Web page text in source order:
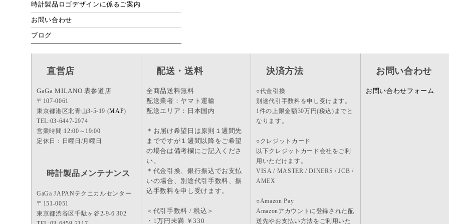
時計製品ロゴデザインに係るご案内
お問い合わせ
ブログ
直営店
GaGa MILANO 表参道店
〒107-0061
東京都港区北青山3-5-19 (MAP)
TEL:03-6447-2974
営業時間:12:00～19:00
定休日：日曜日/月曜日
時計製品メンテナンス
GaGa JAPANテクニカルセンター
〒151-0051
東京都渋谷区千駄ヶ谷2-9-6 302
配送・送料
全商品送料無料
配送業者：ヤマト運輸
配送エリア：日本国内
＊お届け希望日は原則１週間先
までですが１週間以降をご希望
の場合は備考欄にご記入くださ
い。
＊代金引換、銀行振込でお支払
いの場合、別途代引手数料、振
込手数料を申し受けます。
＜代引手数料 / 税込＞
・1万円未満 ￥330
決済方法
○代金引換
別途代引手数料を申し受けます。
1件の上限金額30万円(税込)までと
なります。
○クレジットカード
以下クレジットカード会社をご利
用いただけます。
VISA / MASTER / DINERS / JCB /
AMEX
○Amazon Pay
Amazonアカウントに登録された配
送先やお支払い方法をご利用いた
お問い合わせ
お問い合わせフォーム